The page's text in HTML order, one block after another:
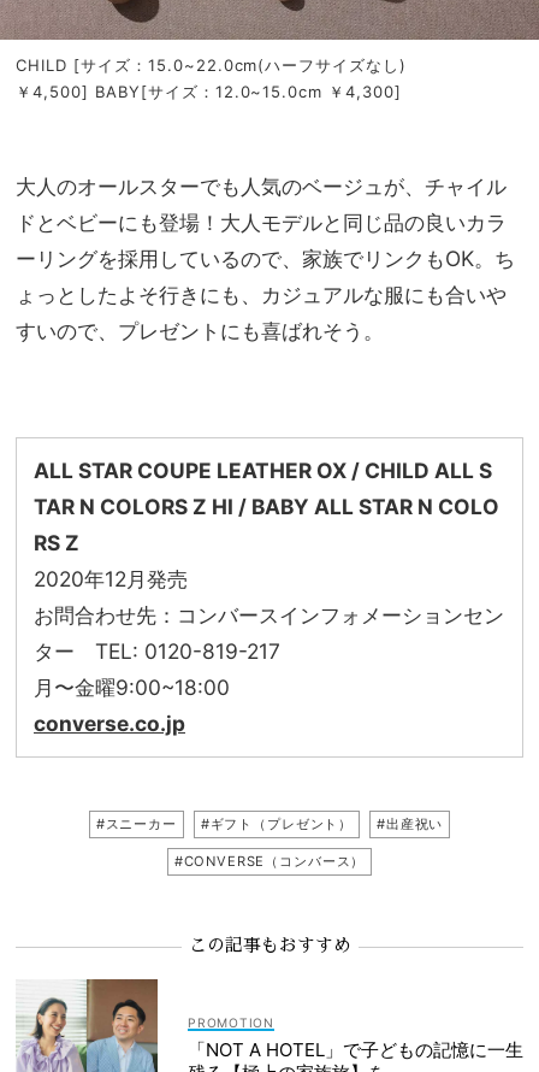
CHILD [サイズ：15.0~22.0cm(ハーフサイズなし)
￥4,500] BABY[サイズ：12.0~15.0cm ￥4,300]
大人のオールスターでも人気のベージュが、チャイル
ドとベビーにも登場！大人モデルと同じ品の良いカラ
ーリングを採用しているので、家族でリンクもOK。ち
ょっとしたよそ行きにも、カジュアルな服にも合いや
すいので、プレゼントにも喜ばれそう。
ALL STAR COUPE LEATHER OX/ CHILD ALL S
TAR N COLORS Z HI / BABY ALL STAR N COLO
RS Z
2020年12月発売
お問合わせ先：コンバースインフォメーションセン
ター TEL: 0120-819-217
月〜金曜9:00~18:00
converse.co.jp
#スニーカー #ギフト（プレゼント） #出産祝い
#CONVERSE（コンバース）
この記事もおすすめ
「NOT A HOTEL」で子どもの記憶に一生